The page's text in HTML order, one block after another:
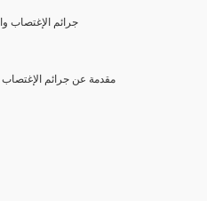
5- جرائم
(15) مقدمة عن جرائم